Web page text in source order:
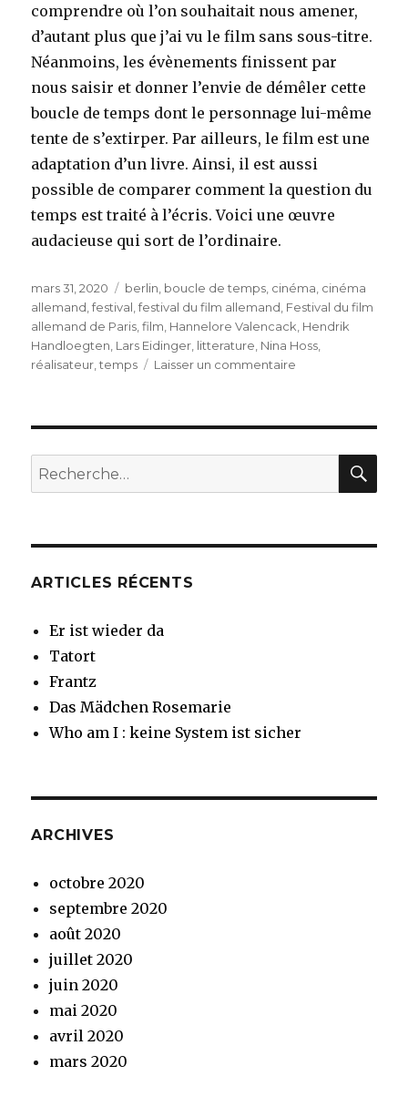
comprendre où l’on souhaitait nous amener,
d’autant plus que j’ai vu le film sans sous-titre.
Néanmoins, les évènements finissent par
nous saisir et donner l’envie de démêler cette
boucle de temps dont le personnage lui-même
tente de s’extirper. Par ailleurs, le film est une
adaptation d’un livre. Ainsi, il est aussi
possible de comparer comment la question du
temps est traité à l’écris. Voici une œuvre
audacieuse qui sort de l’ordinaire.
Publié
le
mars 31, 2020 Étiquettes
berlin boucle de temps cinéma cinéma
allemand ,festival ,festival du film allemand Festival du film
allemand de Paris ,film Hannelore Valencack Hendrik
Handloegten Lars Eidinger litterature Nina Hoss
réalisateur ,temps Laisser un commentaire
fenêtre
l’été)
Recherche
pour
ARTICLES RÉCENTS
Er ist wieder da
Tatort
Frantz
Das Mädchen Rosemarie
Who am I : keine System ist sicher
ARCHIVES
octobre 2020
septembre 2020
août 2020
juillet 2020
juin 2020
mai 2020
avril 2020
mars 2020